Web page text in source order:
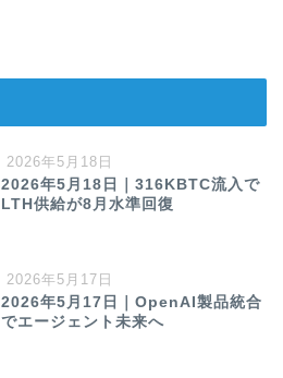
2026年5月18日
2026年5月18日｜316KBTC流入で
LTH供給が8月水準回復
2026年5月17日
2026年5月17日｜OpenAI製品統合
でエージェント未来へ